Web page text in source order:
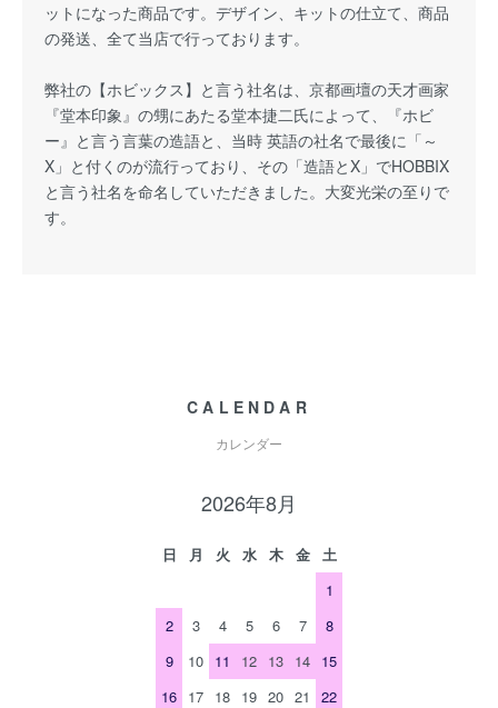
ットになった商品です。デザイン、キットの仕立て、商品
の発送、全て当店で行っております。
弊社の【ホビックス】と言う社名は、京都画壇の天才画家
『堂本印象』の甥にあたる堂本捷二氏によって、『ホビ
ー』と言う言葉の造語と、当時 英語の社名で最後に「～
X」と付くのが流行っており、その「造語とX」でHOBBIX
と言う社名を命名していただきました。大変光栄の至りで
す。
CALENDAR
カレンダー
2026年8月
日 月 火 水 木 金
土
1
2
3 4 5 6 7
8
9
10 11 12 13 14 15
16 17 18 19 20 21
22